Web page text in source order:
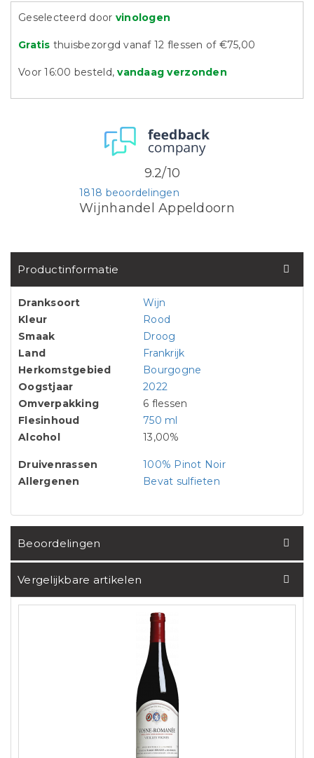
Geselecteerd door vinologen
Gratis thuisbezorgd vanaf 12 flessen of €75,00
Voor 16:00 besteld,vandaag verzonden
Wijnhandel Appeldoorn
1818 beoordelingen
9.2/10
Productinformatie
Dranksoort
Wijn
Kleur
Rood
Smaak
Droog
Land
Frankrijk
Herkomstgebied
Bourgogne
Oogstjaar
2022
Omverpakking
6 flessen
Flesinhoud
750 ml
Alcohol
13,00%
Druivenrassen
100% Pinot Noir
Allergenen
Bevat sulfieten
Beoordelingen
Vergelijkbare artikelen